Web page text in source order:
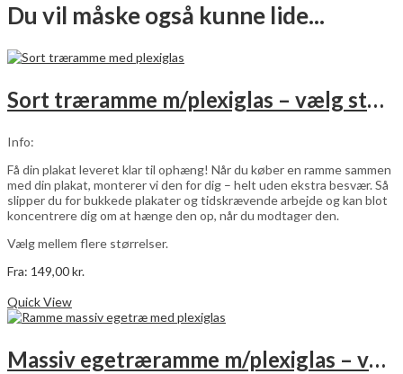
Du vil måske også kunne lide...
Sort træramme m/plexiglas – vælg størrelse
Info:
Få din plakat leveret klar til ophæng! Når du køber en ramme sammen
med din plakat, monterer vi den for dig – helt uden ekstra besvær. Så
slipper du for bukkede plakater og tidskrævende arbejde og kan blot
koncentrere dig om at hænge den op, når du modtager den.
Vælg mellem flere størrelser.
Fra: 149,00kr.
har
Mulighederne
Quick View
Massiv egetræramme m/plexiglas – vælg størrelse